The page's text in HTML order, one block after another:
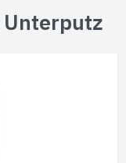
Unterputz